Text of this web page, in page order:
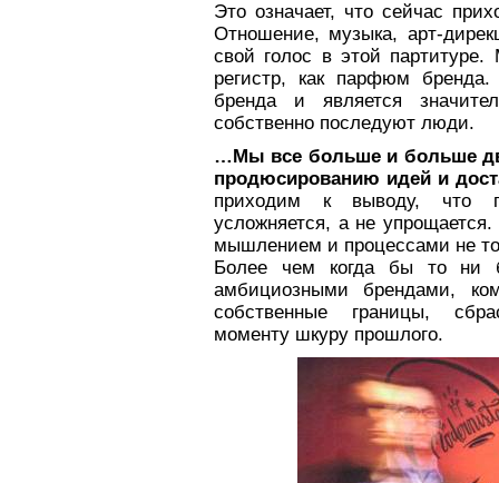
Это означает, что сейчас
Отношение, музыка, арт-
свой голос в этой
регистр, как парфюм
бренда и является
собственно последуют люди.
…Мы все больше и больше
продюсированию идей и
приходим к выводу, что
усложняется, а не
мышлением и процессами не
Более чем когда бы то ни
амбициозными брендами,
собственные границы,
моменту шкуру прошлого.